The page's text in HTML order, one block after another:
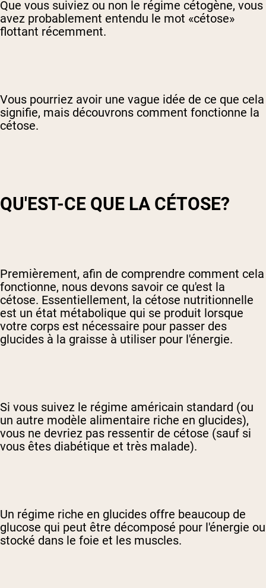
Que vous suiviez ou non le régime cétogène, vous
avez probablement entendu le mot «cétose»
flottant récemment.
Vous pourriez avoir une vague idée de ce que cela
signifie, mais découvrons comment fonctionne la
cétose.
QU'EST-CE QUE LA CÉTOSE?
Premièrement, afin de comprendre comment cela
fonctionne, nous devons savoir ce qu'est la
cétose. Essentiellement, la cétose nutritionnelle
est un état métabolique qui se produit lorsque
votre corps est nécessaire pour passer des
glucides à la graisse à utiliser pour l'énergie.
Si vous suivez le régime américain standard (ou
un autre modèle alimentaire riche en glucides),
vous ne devriez pas ressentir de cétose (sauf si
vous êtes diabétique et très malade).
Un régime riche en glucides offre beaucoup de
glucose qui peut être décomposé pour l'énergie ou
stocké dans le foie et les muscles.